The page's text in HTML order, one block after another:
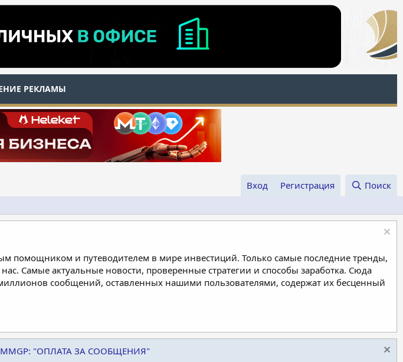
РЕКЛАМЫ
Вход Регистрация Поиск
помощником и путеводителем в мире инвестиций. Только самые последние тренды,
Самые актуальные новости, проверенные стратегии и способы заработка. Сюда
сообщений, оставленных нашими пользователями, содержат их бесценный
MMGP: "ОПЛАТА ЗА СООБЩЕНИЯ"